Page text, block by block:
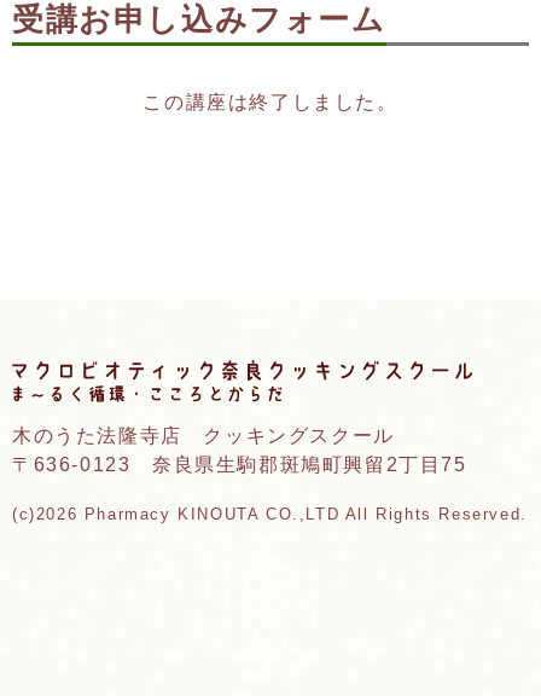
受講お申し込みフォーム
この講座は終了しました。
木のうた法隆寺店 クッキングスクール
〒636-0123 奈良県生駒郡斑鳩町興留2丁目75
(c)2026 Pharmacy KINOUTA CO.,LTD All Rights Reserved.